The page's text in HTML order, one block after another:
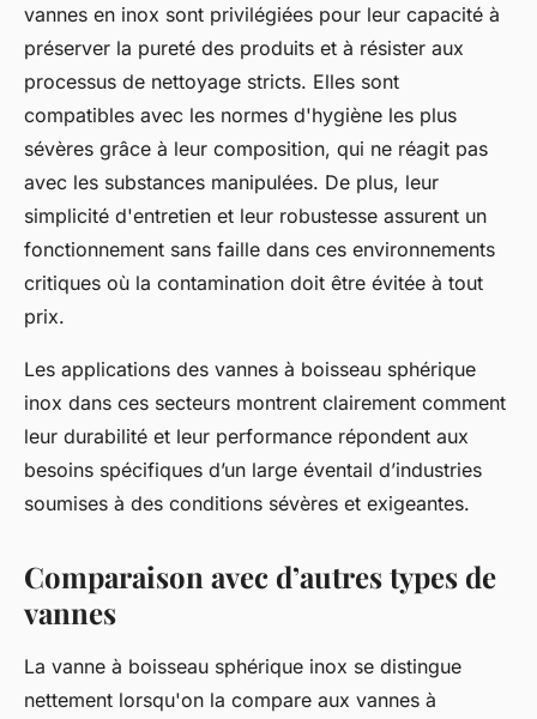
vannes en inox sont privilégiées pour leur capacité à
préserver la pureté des produits et à résister aux
processus de nettoyage stricts. Elles sont
compatibles avec les normes d'hygiène les plus
sévères grâce à leur composition, qui ne réagit pas
avec les substances manipulées. De plus, leur
simplicité d'entretien et leur robustesse assurent un
fonctionnement sans faille dans ces environnements
critiques où la contamination doit être évitée à tout
prix.
Les applications des vannes à boisseau sphérique
inox dans ces secteurs montrent clairement comment
leur durabilité et leur performance répondent aux
besoins spécifiques d’un large éventail d’industries
soumises à des conditions sévères et exigeantes.
Comparaison avec d’autres types de
vannes
La vanne à boisseau sphérique inox se distingue
nettement lorsqu'on la compare aux vannes à